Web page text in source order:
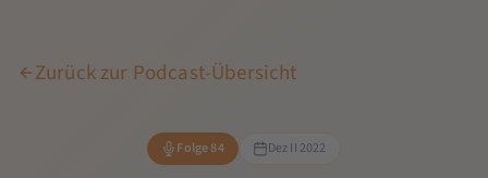
Zurück zur Podcast-Übersicht
Folge 84 Dez II 2022